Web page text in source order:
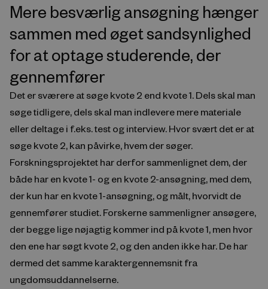
Mere besværlig ansøgning hænger
sammen med øget sandsynlighed
for at optage studerende, der
gennemfører
Det er sværere at søge kvote 2 end kvote 1. Dels skal man
søge tidligere, dels skal man indlevere mere materiale
eller deltage i f.eks. test og interview. Hvor svært det er at
søge kvote 2, kan påvirke, hvem der søger.
Forskningsprojektet har derfor sammenlignet dem, der
både har en kvote 1- og en kvote 2-ansøgning, med dem,
der kun har en kvote 1-ansøgning, og målt, hvorvidt de
gennemfører studiet. Forskerne sammenligner ansøgere,
der begge lige nøjagtig kommer ind på kvote 1, men hvor
den ene har søgt kvote 2, og den anden ikke har. De har
dermed det samme karaktergennemsnit fra
ungdomsuddannelserne.